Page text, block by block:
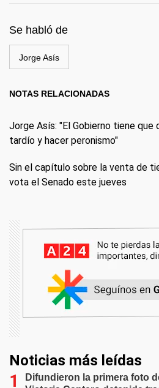
Se habló de
Jorge Asís
NOTAS RELACIONADAS
Jorge Asís: "El Gobierno tiene
tardío y hacer peronismo"
Sin el capítulo sobre la venta de
vota el Senado este jueves
Noticias más leídas
Difundieron la primera foto